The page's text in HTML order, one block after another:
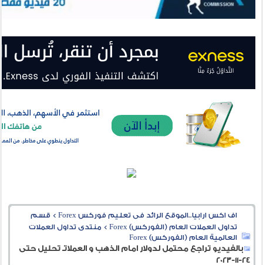
اف اكس ارابيا..الموقع الرائد فى تعليم فوركس Forex > قسم
تداول العملات العام (الفوركس) Forex
> منتدى تداول العملات
العالمية العام (الفوركس) Forex
بالفيديو تراجع محتمل لدولار امام الذهب و العملاتـ تحليل حتى
24-11-2023